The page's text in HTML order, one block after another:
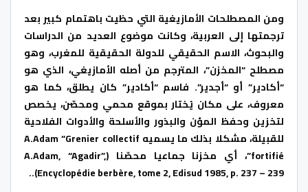
ومن المصطلحات الأمازيغية التي حظيت باهتمام كبير بعد
ترجمتها إلى العربية، وكانت موضوع العديد من الدراسات
والبحوث، الاسم الحقيقي للدولة الحقيقية للمغرب، وهو
مصطلح “المخزن”، المترجم من أصله الأمازيغي، الذي هو
“أكادير” أو “أجدير”. فاسم “أكادير” كان يطلق، كما هو
معروف، على مكان يُختار بموقع محمي ومحصّن، يخصص
لتخزين وحفظ المؤن والبذور والأسلحة والأدوات الفلاحية
للقبيلة، مشكلا بذلك ما يسميه A.Adam “Grenier collectif
fortifié”، أي مخزنا جماعيا محصّنا (A.Adam, “Agadir”,
Encyclopédie berbère, tome 2, Edisud 1985, p. 237 – 239)..